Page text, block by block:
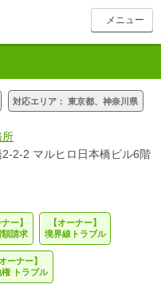
toggle
navigation
メニュー
対応エリア： 東京都、神奈川県
所
2-2-2 マルヒロ日本橋ビル6階
ナー】
額請求
【オーナー】
境界線トラブル
オーナー】
権 トラブル